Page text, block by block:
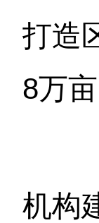
打造
8万
机构